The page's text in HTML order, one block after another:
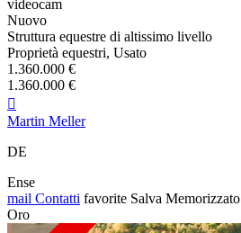
videocam
Nuovo
Struttura equestre di altissimo livello
Proprietà equestri, Usato
1.360.000 €
1.360.000 €

Martin Meller
DE
Ense
mail Contatti favorite Salva Memorizzato
Oro